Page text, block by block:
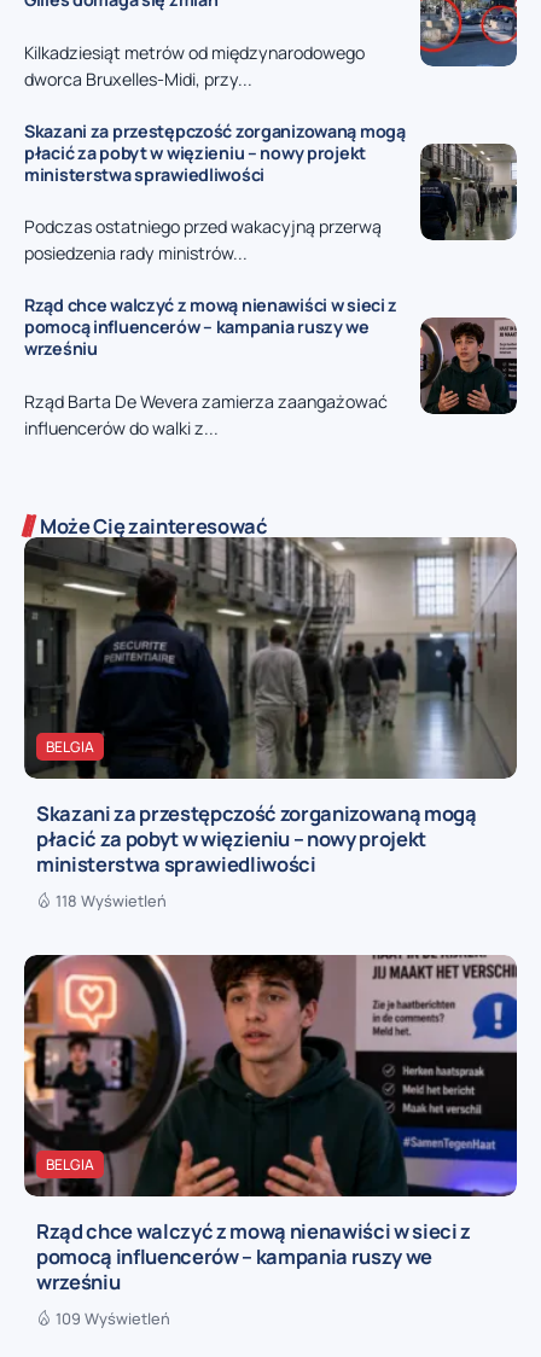
Kilkadziesiąt metrów od międzynarodowego
dworca Bruxelles-Midi, przy...
Skazani za przestępczość zorganizowaną mogą
płacić za pobyt w więzieniu – nowy projekt
ministerstwa sprawiedliwości
Podczas ostatniego przed wakacyjną przerwą
posiedzenia rady ministrów...
Rząd chce walczyć z mową nienawiści w sieci z
pomocą influencerów – kampania ruszy we
wrześniu
Rząd Barta De Wevera zamierza zaangażować
influencerów do walki z...
Może Cię zainteresować
BELGIA
Skazani za przestępczość zorganizowaną mogą
płacić za pobyt w więzieniu – nowy projekt
ministerstwa sprawiedliwości
118 Wyświetleń
BELGIA
Rząd chce walczyć z mową nienawiści w sieci z
pomocą influencerów – kampania ruszy we
wrześniu
109 Wyświetleń